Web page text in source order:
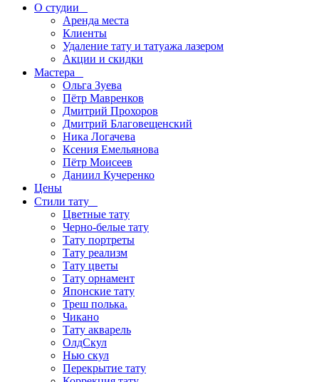
О студии
Аренда места
Клиенты
Удаление тату и татуажа лазером
Акции и скидки
Мастера
Ольга Зуева
Пётр Мавренков
Дмитрий Прохоров
Дмитрий Благовещенский
Ника Логачева
Ксения Емельянова
Пётр Моисеев
Даниил Кучеренко
Цены
Стили тату
Цветные тату
Черно-белые тату
Тату портреты
Тату реализм
Тату цветы
Тату орнамент
Японские тату
Треш полька.
Чикано
Тату акварель
ОлдСкул
Нью скул
Перекрытие тату